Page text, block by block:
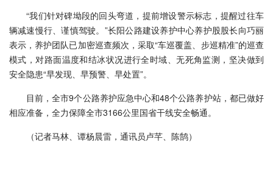
“我们针对碑坳段的回头弯道，提前增设警示标志，提醒过往车
辆减速慢行、谨慎驾驶。”长阳公路建设养护中心养护股股长向巧丽
表示，养护团队已加密巡查频次，采取“车巡覆盖、步巡精准”的巡查
模式，对路面温度和结冰状况进行全时域、无死角监测，坚决做到
安全隐患“早发现、早预警、早处置”。
目前，全市9个公路养护应急中心和48个公路养护站，都已做好
相应准备，全力保障全市3166公里国省干线安全畅通。
（记者马林、谭杨晨雷，通讯员卢芊、陈鹄）